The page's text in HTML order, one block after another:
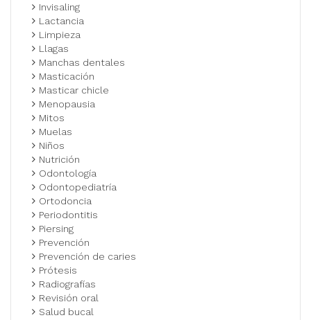
Invisaling
Lactancia
Limpieza
Llagas
Manchas dentales
Masticación
Masticar chicle
Menopausia
Mitos
Muelas
Niños
Nutrición
Odontología
Odontopediatría
Ortodoncia
Periodontitis
Piersing
Prevención
Prevención de caries
Prótesis
Radiografías
Revisión oral
Salud bucal